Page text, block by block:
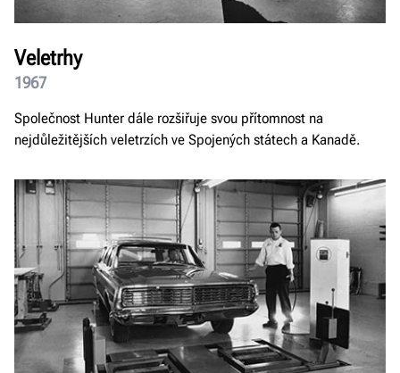
Veletrhy
1967
Společnost Hunter dále rozšiřuje svou přítomnost na
nejdůležitějších veletrzích ve Spojených státech a Kanadě.